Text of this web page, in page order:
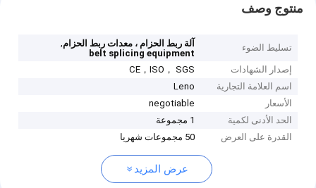
منتوج وصف
تسليط الضوء آلة ربط الحزام ، معدات ربط الحزام,
belt splicing equipment
إصدار الشهادات
CE，ISO， SGS
اسم العلامة التجارية
Leno
الأسعار
negotiable
الحد الأدنى لكمية
1 مجموعة
القدرة على العرض
50 مجموعات شهريا
عرض المزيد